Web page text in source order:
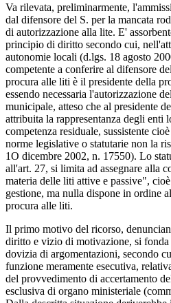
Va rilevata, preliminarmente,
dal difensore del S. per la mancata
di autorizzazione alla lite. E'
principio di diritto secondo cui,
autonomie locali (d.lgs. 18 agosto
competente a conferire al difensore
procura alle liti è il presidente della
essendo necessaria l'autorizzazione
municipale, atteso che al presidente
attribuita la rappresentanza degli enti
competenza residuale, sussistente
norme legislative o statutarie non la
1O dicembre 2002, n. 17550). Lo
all'art. 27, si limita ad assegnare alla
materia delle liti attive e passive",
gestione, ma nulla dispone in ordine
procura alle liti.
Il primo motivo del ricorso,
diritto e vizio di motivazione, si fonda
dovizia di argomentazioni, secondo
funzione meramente esecutiva,
del provvedimento di accertamento
esclusiva di organo ministeriale